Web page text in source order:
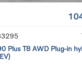
Plus T8 AWD Plug-in